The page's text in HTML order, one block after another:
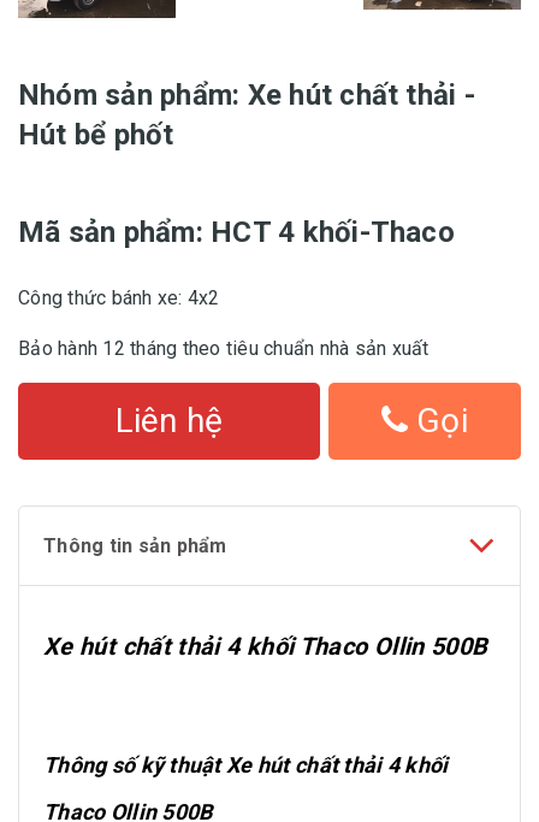
Nhóm sản phẩm: Xe hút chất thải -
Hút bể phốt
Mã sản phẩm: HCT 4 khối-Thaco
Công thức bánh xe: 4x2
Bảo hành 12 tháng theo tiêu chuẩn nhà sản xuất
Liên hệ Gọi
Thông tin sản phẩm
Xe hút chất thải 4 khối Thaco Ollin 500B
Thông số kỹ thuật Xe hút chất thải 4 khối
Thaco Ollin 500B